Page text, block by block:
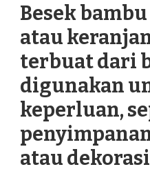
Besek
atau
terbuat dari
digunakan
keperluan,
atau